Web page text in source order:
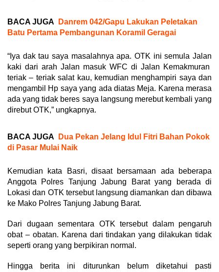
BACA JUGA
Danrem 042/Gapu Lakukan Peletakan
Batu Pertama Pembangunan Koramil Geragai
“Iya dak tau saya masalahnya apa. OTK ini semula Jalan
kaki dari arah Jalan masuk WFC di Jalan Kemakmuran
teriak – teriak salat kau, kemudian menghampiri saya dan
mengambil Hp saya yang ada diatas Meja. Karena merasa
ada yang tidak beres saya langsung merebut kembali yang
direbut OTK,” ungkapnya.
BACA JUGA
Dua Pekan Jelang Idul Fitri Bahan Pokok
di Pasar Mulai Naik
Kemudian kata Basri, disaat bersamaan ada beberapa
Anggota Polres Tanjung Jabung Barat yang berada di
Lokasi dan OTK tersebut langsung diamankan dan dibawa
ke Mako Polres Tanjung Jabung Barat.
Dari dugaan sementara OTK tersebut dalam pengaruh
obat – obatan. Karena dari tindakan yang dilakukan tidak
seperti orang yang berpikiran normal.
Hingga berita ini diturunkan belum diketahui pasti